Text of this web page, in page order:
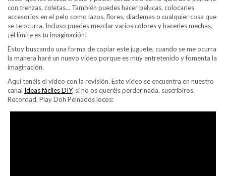
con trenzas, coletas… También puedes hacer pelucas, colocarles
accesorios en el pelo como lazos, flores, diademas o cualquier cosa que
se te ocurra. Incluso puedes mezclar varios colores y hacerles mechas,
¡el límite es tu imaginación!
Estoy buscando una forma de copiar este juguete, cuando se me ocurra
la manera haré un nuevo vídeo porque es muy entretenido y fomenta la
imaginación.
Aquí tenéis el vídeo con la revisión. Este vídeo se encuentra en nuestro
canal Ideas fáciles DIY, si no os queréis perder nada, suscribiros.
Recordad, Play Doh Peinados locos: